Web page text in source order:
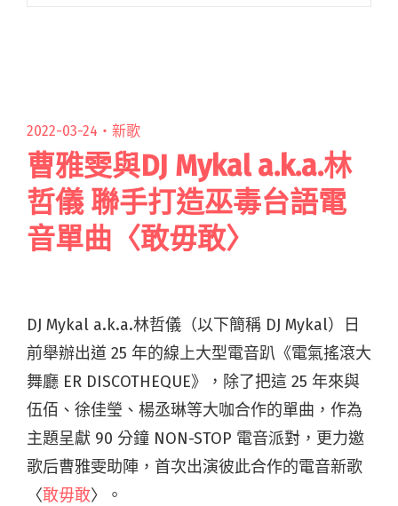
2022-03-24・ 新歌
曹雅雯與DJ Mykal a.k.a.林
哲儀 聯手打造巫毒台語電
音單曲〈敢毋敢〉
DJ Mykal a.k.a.林哲儀（以下簡稱 DJ Mykal）日
前舉辦出道 25 年的線上大型電音趴《電氣搖滾大
舞廳 ER DISCOTHEQUE》，除了把這 25 年來與
伍佰、徐佳瑩、楊丞琳等大咖合作的單曲，作為
主題呈獻 90 分鐘 NON-STOP 電音派對，更力邀
歌后曹雅雯助陣，首次出演彼此合作的電音新歌
〈敢毋敢〉。